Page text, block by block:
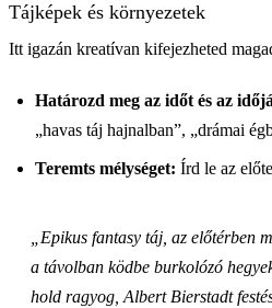
Tájképek és környezetek
Itt igazán kreatívan kifejezheted
Határozd meg az időt és az
„havas táj hajnalban”, „drámai
Teremts mélységet: Írd le az
„Epikus fantasy táj, az előtérben
a távolban ködbe burkolózó
hold ragyog, Albert Bierstadt